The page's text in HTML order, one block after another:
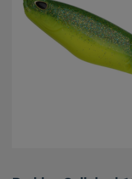
Abborrfemman
Interfiske